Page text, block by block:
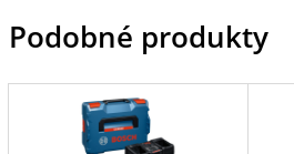
Podobné produkty